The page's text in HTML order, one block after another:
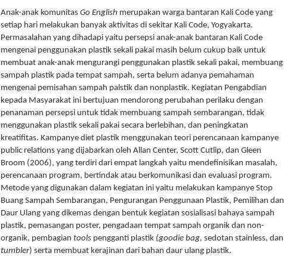
Anak-anak komunitasGo English merupakan warga bantaran Kali Code yang
setiap hari melakukan banyak aktivitas di sekitar Kali Code, Yogyakarta.
Permasalahan yang dihadapi yaitu persepsi anak-anak bantaran Kali Code
mengenai penggunakan plastik sekali pakai masih belum cukup baik untuk
membuat anak-anak mengurangi penggunakan plastik sekali pakai, membuang
sampah plastik pada tempat sampah, serta belum adanya pemahaman
mengenai pemisahan sampah palstik dan nonplastik. Kegiatan Pengabdian
kepada Masyarakat ini bertujuan mendorong perubahan perilaku dengan
penanaman persepsi untuk tidak membuang sampah sembarangan, tidak
menggunakan plastik sekali pakai secara berlebihan, dan peningkatan
kreatifitas. Kampanye diet plastik menggunakan teori perencanaan kampanye
public relations yang dijabarkan oleh Allan Center, Scott Cutlip, dan Gleen
Broom (2006), yang terdiri dari empat langkah yaitu mendefinisikan masalah,
perencanaan program, bertindak atau berkomunikasi dan evaluasi program.
Metode yang digunakan dalam kegiatan ini yaitu melakukan kampanye Stop
Buang Sampah Sembarangan, Pengurangan Penggunaan Plastik, Pemilihan dan
Daur Ulang yang dikemas dengan bentuk kegiatan sosialisasi bahaya sampah
plastik, pemasangan poster, pengadaan tempat sampah organik dan non-
organik, pembagiantools pengganti plastik (goodie bag, sedotan stainless, dan
tumbler) serta membuat kerajinan dari bahan daur ulang plastik.